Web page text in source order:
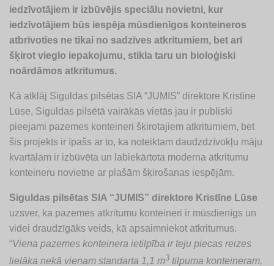
iedzīvotājiem ir izbūvējis speciālu novietni, kur
iedzīvotājiem būs iespēja mūsdienīgos konteineros
atbrīvoties ne tikai no sadzīves atkritumiem, bet arī
šķirot vieglo iepakojumu, stikla taru un bioloģiski
noārdāmos atkritumus.
Kā atklāj Siguldas pilsētas SIA “JUMIS” direktore Kristīne
Lūse, Siguldas pilsētā vairākās vietās jau ir publiski
pieejami pazemes konteineri šķirotajiem atkritumiem, bet
šis projekts ir īpašs ar to, ka noteiktam daudzdzīvokļu māju
kvartālam ir izbūvēta un labiekārtota moderna atkritumu
konteineru novietne ar plašām šķirošanas iespējām.
Siguldas pilsētas SIA “JUMIS” direktore Kristīne Lūse
uzsver, ka pazemes atkritumu konteineri ir mūsdienīgs un
videi draudzīgāks veids, kā apsaimniekot atkritumus.
“Viena pazemes konteinera ietilpība ir teju piecas reizes
lielāka nekā vienam standarta 1,1 m3 tilpuma konteineram,